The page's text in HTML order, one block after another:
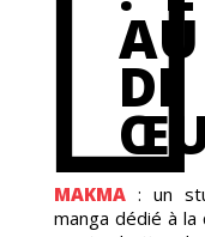
MAKMA: un
manga dédié à la